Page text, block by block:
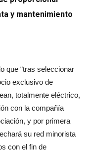
y mantenimiento
que “tras seleccionar
exclusivo de
totalmente eléctrico,
con la compañía
y por primera
su red minorista
con el fin de